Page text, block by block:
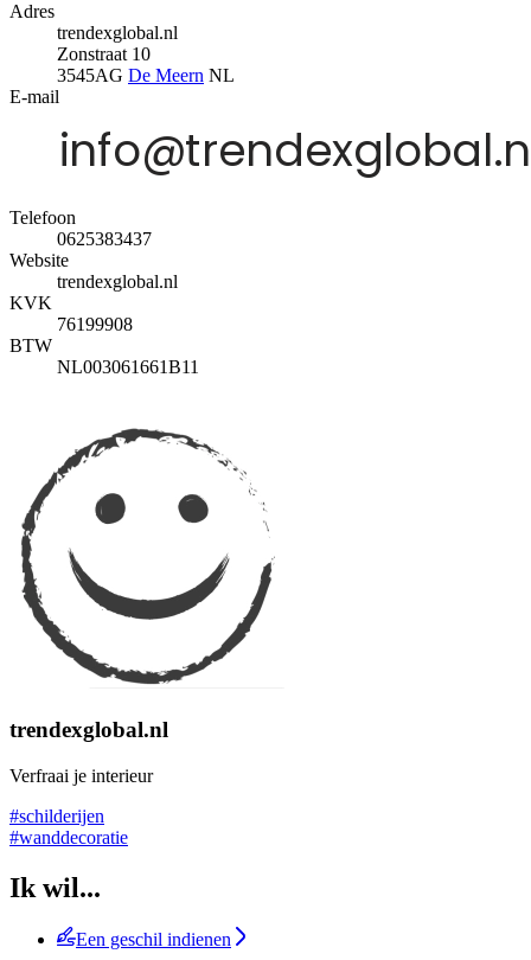
Adres
trendexglobal.nl
Zonstraat 10
3545AG De Meern NL
E-mail
Telefoon
0625383437
Website
trendexglobal.nl
KVK
76199908
BTW
NL003061661B11
trendexglobal.nl
Verfraai je interieur
#schilderijen
#wanddecoratie
Ik wil...
Een geschil indienen